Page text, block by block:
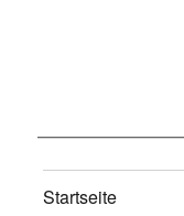
Startseite